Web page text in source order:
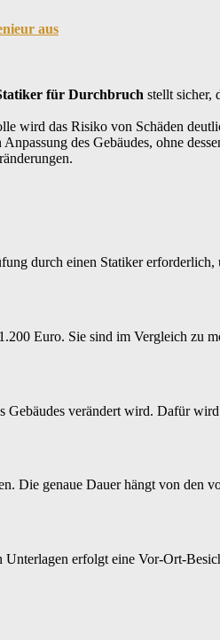
aus
für Durchbruch stellt sicher,
wird das Risiko von Schäden
des Gebäudes, ohne
durch einen Statiker
Euro. Sie sind im Vergleich zu
verändert wird. Dafür
Die genaue Dauer hängt von den
erfolgt eine Vor-Ort-